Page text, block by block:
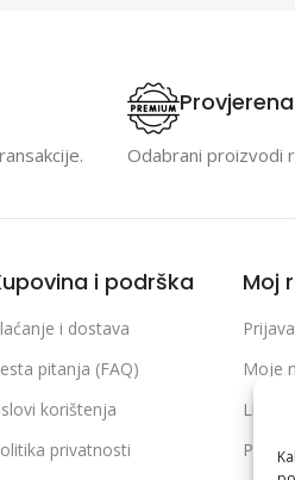
Odabrani proizvodi
i podrška
i dostava
pitanja (FAQ)
korištenja
privatnosti
Moj
Moje
Lista